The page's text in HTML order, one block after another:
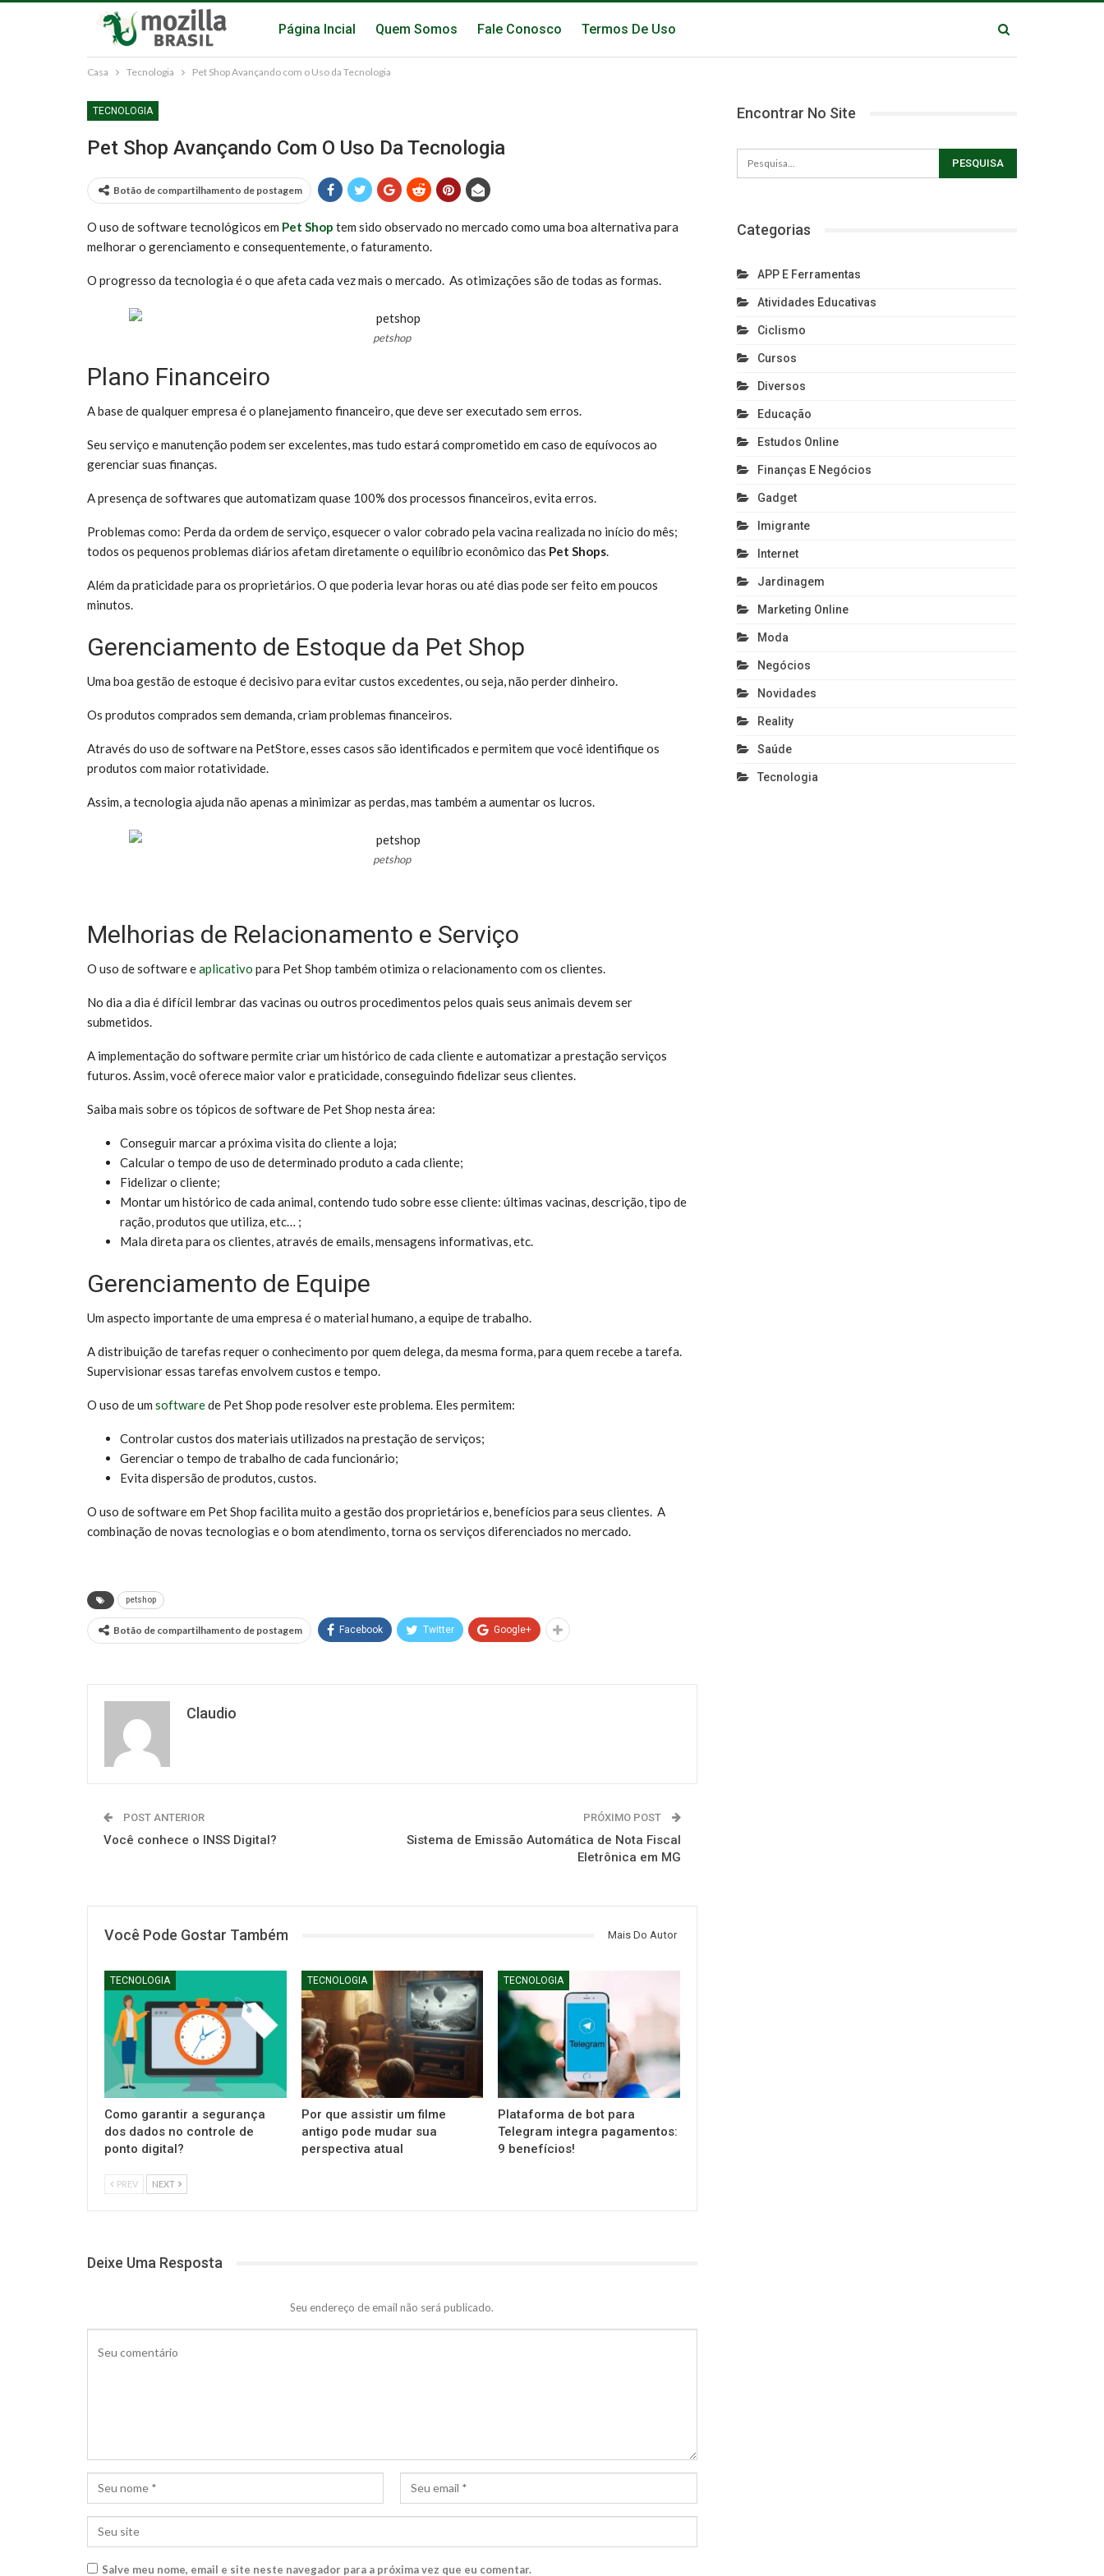
Página Incial Quem Somos Fale Conosco Termos De Uso
Casa Tecnologia Pet Shop Avançando com o Uso da Tecnologia
TECNOLOGIA
Pet Shop Avançando Com O Uso Da Tecnologia
Botão de compartilhamento de postagem
O uso de software tecnológicos em Pet Shop tem sido observado no mercado como uma boa alternativa para
melhorar o gerenciamento e consequentemente, o faturamento.
O progresso da tecnologia é o que afeta cada vez mais o mercado. As otimizações são de todas as formas.
petshop
Plano Financeiro
A base de qualquer empresa é o planejamento financeiro, que deve ser executado sem erros.
Seu serviço e manutenção podem ser excelentes, mas tudo estará comprometido em caso de equívocos ao
gerenciar suas finanças.
A presença de softwares que automatizam quase 100% dos processos financeiros, evita erros.
Problemas como: Perda da ordem de serviço, esquecer o valor cobrado pela vacina realizada no início do mês;
todos os pequenos problemas diários afetam diretamente o equilíbrio econômico das Pet Shops.
Além da praticidade para os proprietários. O que poderia levar horas ou até dias pode ser feito em poucos
minutos.
Gerenciamento de Estoque da Pet Shop
Uma boa gestão de estoque é decisivo para evitar custos excedentes, ou seja, não perder dinheiro.
Os produtos comprados sem demanda, criam problemas financeiros.
Através do uso de software na PetStore, esses casos são identificados e permitem que você identifique os
produtos com maior rotatividade.
Assim, a tecnologia ajuda não apenas a minimizar as perdas, mas também a aumentar os lucros.
petshop
Melhorias de Relacionamento e Serviço
O uso de software eaplicativo para Pet Shop também otimiza o relacionamento com os clientes.
No dia a dia é difícil lembrar das vacinas ou outros procedimentos pelos quais seus animais devem ser
submetidos.
A implementação do software permite criar um histórico de cada cliente e automatizar a prestação serviços
futuros. Assim, você oferece maior valor e praticidade, conseguindo fidelizar seus clientes.
Saiba mais sobre os tópicos de software de Pet Shop nesta área:
Conseguir marcar a próxima visita do cliente a loja;
Calcular o tempo de uso de determinado produto a cada cliente;
Fidelizar o cliente;
Montar um histórico de cada animal, contendo tudo sobre esse cliente: últimas vacinas, descrição, tipo de
ração, produtos que utiliza, etc… ;
Mala direta para os clientes, através de emails, mensagens informativas, etc.
Gerenciamento de Equipe
Um aspecto importante de uma empresa é o material humano, a equipe de trabalho.
A distribuição de tarefas requer o conhecimento por quem delega, da mesma forma, para quem recebe a tarefa.
Supervisionar essas tarefas envolvem custos e tempo.
O uso de um softwarede Pet Shop pode resolver este problema. Eles permitem:
Controlar custos dos materiais utilizados na prestação de serviços;
Gerenciar o tempo de trabalho de cada funcionário;
Evita dispersão de produtos, custos.
O uso de software em Pet Shop facilita muito a gestão dos proprietários e, benefícios para seus clientes. A
combinação de novas tecnologias e o bom atendimento, torna os serviços diferenciados no mercado.
petshop
Botão de compartilhamento de postagem Facebook Twitter Google+
Claudio
POST ANTERIOR
Você conhece o INSS Digital?
PRÓXIMO POST
Sistema de Emissão Automática de Nota Fiscal
Eletrônica em MG
Você Pode Gostar Também Mais Do Autor
TECNOLOGIA
Como garantir a segurança
dos dados no controle de
ponto digital?
TECNOLOGIA
Por que assistir um filme
antigo pode mudar sua
perspectiva atual
TECNOLOGIA
Plataforma de bot para
Telegram integra pagamentos:
9 benefícios!
PREV NEXT
Deixe Uma Resposta
Seu endereço de email não será publicado.
Salve meu nome, email e site neste navegador para a próxima vez que eu comentar.
Encontrar No Site
Categorias
APP E Ferramentas
Atividades Educativas
Ciclismo
Cursos
Diversos
Educação
Estudos Online
Finanças E Negócios
Gadget
Imigrante
Internet
Jardinagem
Marketing Online
Moda
Negócios
Novidades
Reality
Saúde
Tecnologia